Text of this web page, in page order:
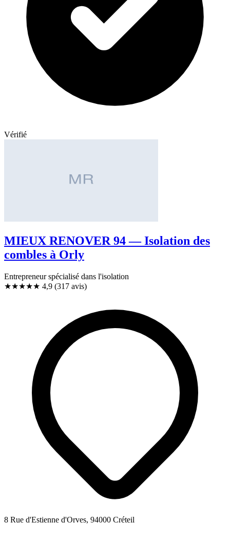
Vérifié
MIEUX RENOVER 94 — Isolation des
combles à Orly
Entrepreneur spécialisé dans l'isolation
★★★★★ 4,9 (317 avis)
8 Rue d'Estienne d'Orves, 94000 Créteil